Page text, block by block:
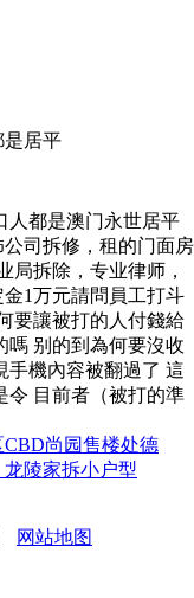
是居平
都是澳门永世居平
司拆修，租的门面房
局拆除，专业律师，
1万元請問員工打斗
要讓被打的人付錢給
嗎 别的到為何要沒收
手機內容被翻過了 這
令 目前者（被打的準
尚园售楼处德
陵家拆小户型
网站地图